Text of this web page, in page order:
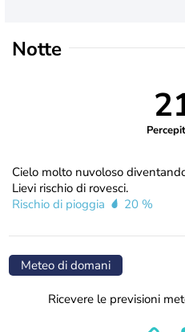
Notte
Cielo molto nuvoloso
Lievi rischio di rovesci.
Rischio di pioggia
20 %
Meteo di domani
Ricevere le previsioni